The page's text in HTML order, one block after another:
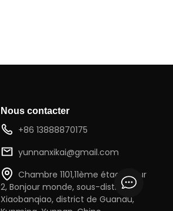
Nous contacter
+86 13888870175
yunnanxikai@gmail.com
Chambre 1101,11ème étage, tour
2, Bonjour monde, sous-district de
Xiaobanqiao, district de Guandu,